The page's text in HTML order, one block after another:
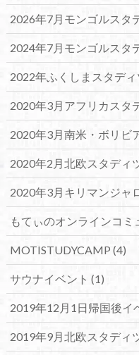
2026年7月モンゴルスタ
2024年7月モンゴルスタ
2022年ふくしまスタデ
2020年3月アフリカスタ
2020年3月南米・ボリビ
2020年2月北欧スタディ
2020年3月キリマンジャ
もてぃのオンラインコミ
MOTISTUDYCAMP (4)
サウナイベント (1)
2019年12月1日帰国後イ
2019年9月北欧スタディ